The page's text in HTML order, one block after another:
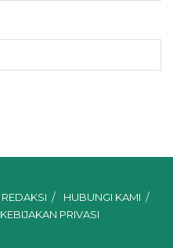
REDAKSI
HUBUNGI KAMI
KEBIJAKAN PRIVASI